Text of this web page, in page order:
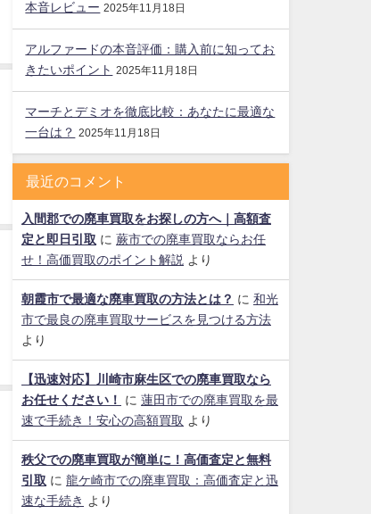
本音レビュー 2025年11月18日
アルファードの本音評価：購入前に知ってお
きたいポイント
2025年11月18日
マーチとデミオを徹底比較：あなたに最適な
一台は？
2025年11月18日
最近のコメント
入間郡での廃車買取をお探しの方へ｜高額査
定と即日引取 に 蕨市での廃車買取ならお任
せ！高価買取のポイント解説 より
朝霞市で最適な廃車買取の方法とは？ に 和光
市で最良の廃車買取サービスを見つける方法
より
【迅速対応】川崎市麻生区での廃車買取なら
お任せください！
に 蓮田市での廃車買取を最
速で手続き！安心の高額買取 より
秩父での廃車買取が簡単に！高価査定と無料
引取 に 龍ケ崎市での廃車買取：高価査定と迅
速な手続き
より